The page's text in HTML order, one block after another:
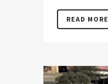
READ MORE